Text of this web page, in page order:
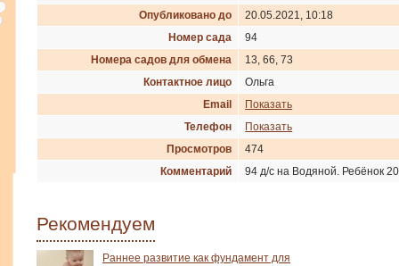
Опубликовано до
20.05.2021, 10:18
Номер сада
94
Номера садов для обмена
13, 66, 73
Контактное лицо
Ольга
Email
Показать
Телефон
Показать
Просмотров
474
Комментарий
94 д/с на Водяной. Ребёнок
Рекомендуем
Раннее развитие как фундамент для